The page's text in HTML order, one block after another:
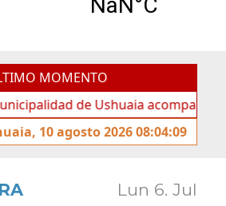
MOMENTO
de Ushuaia acompañó los
10 agosto 2026 08:04:09
Lun 6. Jul